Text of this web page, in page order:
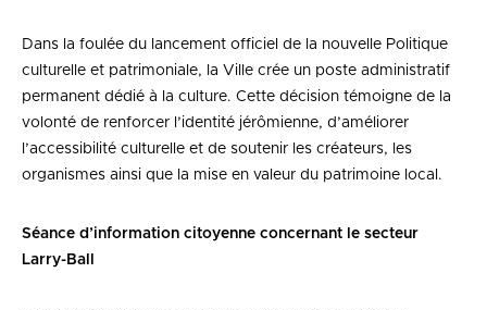
Dans la foulée du lancement officiel de la nouvelle Politique
culturelle et patrimoniale, la Ville crée un poste administratif
permanent dédié à la culture. Cette décision témoigne de la
volonté de renforcer l’identité jérômienne, d’améliorer
l’accessibilité culturelle et de soutenir les créateurs, les
organismes ainsi que la mise en valeur du patrimoine local.
Séance d’information citoyenne concernant le secteur
Larry-Ball